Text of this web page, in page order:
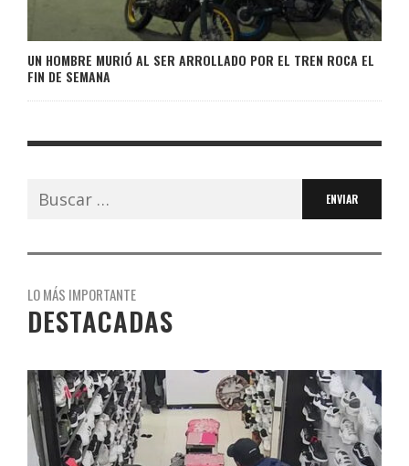
UN HOMBRE MURIÓ AL SER ARROLLADO POR EL TREN ROCA EL
FIN DE SEMANA
Buscar:
LO MÁS IMPORTANTE
DESTACADAS